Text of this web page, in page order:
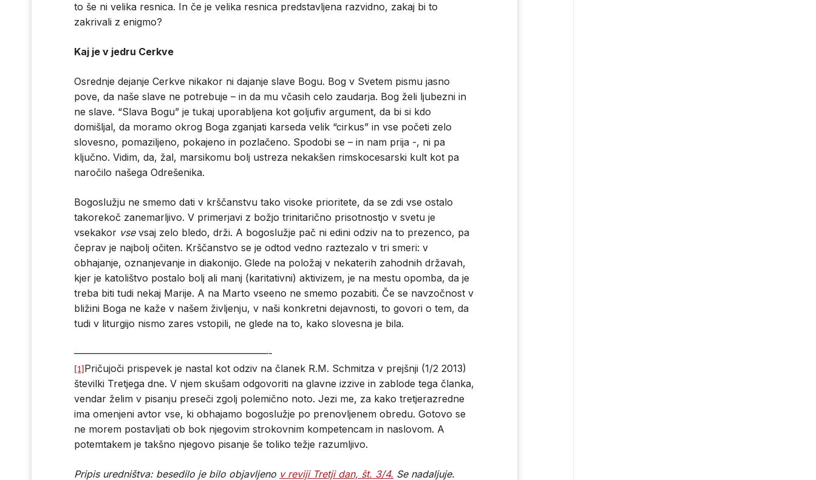
to še ni velika resnica. In če je velika resnica predstavljena razvidno, zakaj bi to
zakrivali z enigmo?
Kaj je v jedru Cerkve
Osrednje dejanje Cerkve nikakor ni dajanje slave Bogu. Bog v Svetem pismu jasno
pove, da naše slave ne potrebuje – in da mu včasih celo zaudarja. Bog želi ljubezni in
ne slave. “Slava Bogu” je tukaj uporabljena kot goljufiv argument, da bi si kdo
domišljal, da moramo okrog Boga zganjati karseda velik “cirkus” in vse početi zelo
slovesno, pomaziljeno, pokajeno in pozlačeno. Spodobi se – in nam prija -, ni pa
ključno. Vidim, da, žal, marsikomu bolj ustreza nekakšen rimskocesarski kult kot pa
naročilo našega Odrešenika.
Bogoslužju ne smemo dati v krščanstvu tako visoke prioritete, da se zdi vse ostalo
takorekoč zanemarljivo. V primerjavi z božjo trinitarično prisotnostjo v svetu je
vsekakor vsevsaj zelo bledo, drži. A bogoslužje pač ni edini odziv na to prezenco, pa
čeprav je najbolj očiten. Krščanstvo se je odtod vedno raztezalo v tri smeri: v
obhajanje, oznanjevanje in diakonijo. Glede na položaj v nekaterih zahodnih državah,
kjer je katolištvo postalo bolj ali manj (karitativni) aktivizem, je na mestu opomba, da je
treba biti tudi nekaj Marije. A na Marto vseeno ne smemo pozabiti. Če se navzočnost v
bližini Boga ne kaže v našem življenju, v naši konkretni dejavnosti, to govori o tem, da
tudi v liturgijo nismo zares vstopili, ne glede na to, kako slovesna je bila.
————————————————————-
[1]Pričujoči prispevek je nastal kot odziv na članek R.M. Schmitza v prejšnji (1/2 2013)
številki Tretjega dne. V njem skušam odgovoriti na glavne izzive in zablode tega članka,
vendar želim v pisanju preseči zgolj polemično noto. Jezi me, za kako tretjerazredne
ima omenjeni avtor vse, ki obhajamo bogoslužje po prenovljenem obredu. Gotovo se
ne morem postavljati ob bok njegovim strokovnim kompetencam in naslovom. A
potemtakem je takšno njegovo pisanje še toliko težje razumljivo.
Pripis uredništva: besedilo je bilo objavljeno v reviji Tretji dan, št. 3/4. Se nadaljuje.